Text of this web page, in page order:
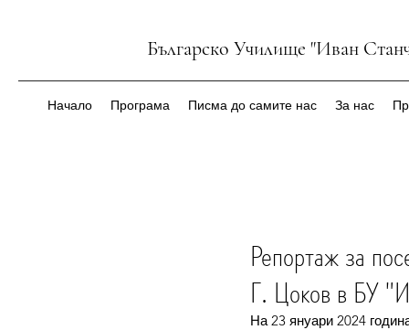
Българско Училище "Иван
Начало Програма Писма до самите нас За нас
Репортаж за
Г. Цоков в БУ
На 23 януари 2024